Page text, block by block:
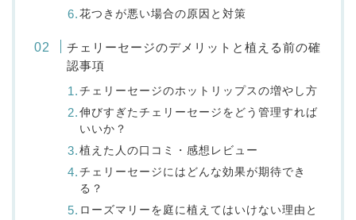
花つきが悪い場合の原因と対策
チェリーセージのデメリットと植える前の確
認事項
チェリーセージのホットリップスの増やし方
伸びすぎたチェリーセージをどう管理すれば
いいか？
植えた人の口コミ・感想レビュー
チェリーセージにはどんな効果が期待でき
る？
ローズマリーを庭に植えてはいけない理由と